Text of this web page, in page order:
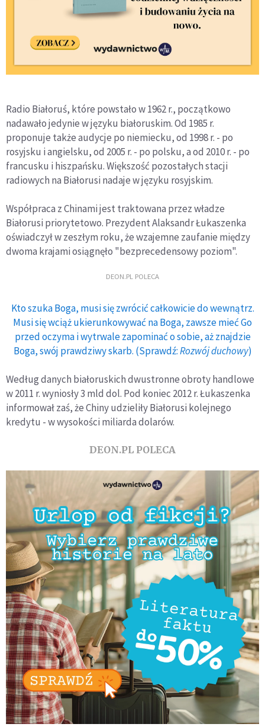
Radio Białoruś, które powstało w 1962 r., początkowo
nadawało jedynie w języku białoruskim. Od 1985 r.
proponuje także audycje po niemiecku, od 1998 r. - po
rosyjsku i angielsku, od 2005 r. - po polsku, a od 2010 r. - po
francusku i hiszpańsku. Większość pozostałych stacji
radiowych na Białorusi nadaje w języku rosyjskim.
Współpraca z Chinami jest traktowana przez władze
Białorusi priorytetowo. Prezydent Alaksandr Łukaszenka
oświadczył w zeszłym roku, że wzajemne zaufanie między
dwoma krajami osiągnęło "bezprecedensowy poziom".
DEON.PL POLECA
Kto szuka Boga, musi się zwrócić całkowicie do wewnątrz.
Musi się wciąż ukierunkowywać na Boga, zawsze mieć Go
przed oczyma i wytrwale zapominać o sobie, aż znajdzie
Boga, swój prawdziwy skarb. (Sprawdź:Rozwój duchowy)
Według danych białoruskich dwustronne obroty handlowe
w 2011 r. wyniosły 3 mld dol. Pod koniec 2012 r. Łukaszenka
informował zaś, że Chiny udzieliły Białorusi kolejnego
kredytu - w wysokości miliarda dolarów.
DEON.PL POLECA